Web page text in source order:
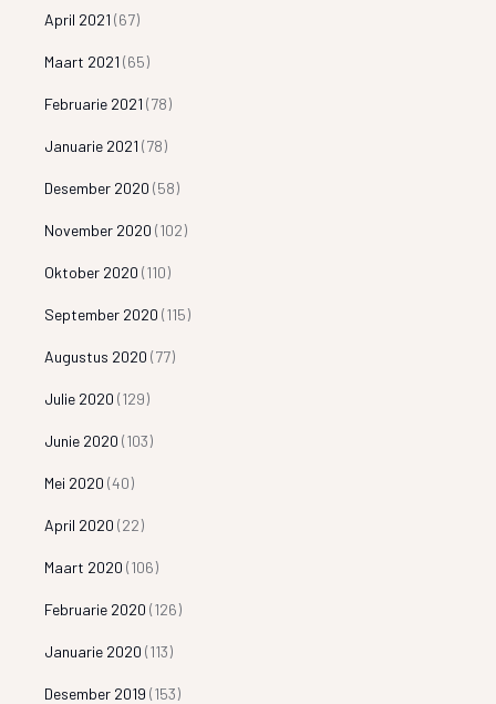
April 2021 (67)
Maart 2021 (65)
Februarie 2021 (78)
Januarie 2021 (78)
Desember 2020 (58)
November 2020 (102)
Oktober 2020 (110)
September 2020 (115)
Augustus 2020 (77)
Julie 2020 (129)
Junie 2020 (103)
Mei 2020 (40)
April 2020 (22)
Maart 2020 (106)
Februarie 2020 (126)
Januarie 2020 (113)
Desember 2019 (153)